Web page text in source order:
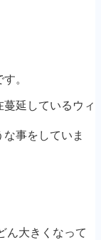
。
延しているウィ
事をしていま
ん大きくなって